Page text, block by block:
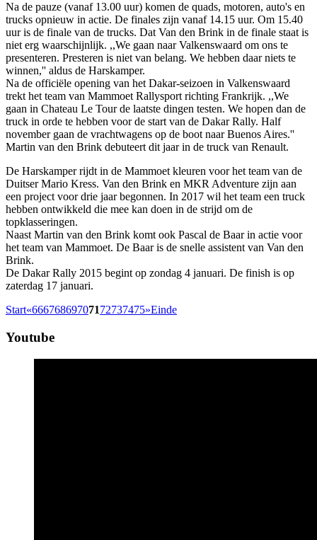
Na de pauze (vanaf 13.00 uur) komen de quads, motoren, auto's en
trucks opnieuw in actie. De finales zijn vanaf 14.15 uur. Om 15.40
uur is de finale van de trucks. Dat Van den Brink in de finale staat is
niet erg waarschijnlijk. ,,We gaan naar Valkenswaard om ons te
presenteren. Presteren is niet van belang. We hebben daar niets te
winnen,'' aldus de Harskamper.
Na de officiële opening van het Dakar-seizoen in Valkenswaard
trekt het team van Mammoet Rallysport richting Frankrijk. ,,We
gaan in Chateau Le Tour de laatste dingen testen. We hopen dan de
truck in orde te hebben voor de start van de Dakar Rally. Half
november gaan de vrachtwagens op de boot naar Buenos Aires.''
Martin van den Brink debuteert dit jaar in de truck van Renault.
De Harskamper rijdt in de Mammoet kleuren voor het team van de
Duitser Mario Kress. Van den Brink en MKR Adventure zijn aan
een project voor drie jaar begonnen. In 2017 wil het team een truck
hebben ontwikkeld die mee kan doen in de strijd om de
topklasseringen.
Naast Martin van den Brink komt ook Pascal de Baar in actie voor
het team van Mammoet. De Baar is de snelle assistent van Van den
Brink.
De Dakar Rally 2015 begint op zondag 4 januari. De finish is op
zaterdag 17 januari.
Start«66676869707172737475»Einde
Youtube